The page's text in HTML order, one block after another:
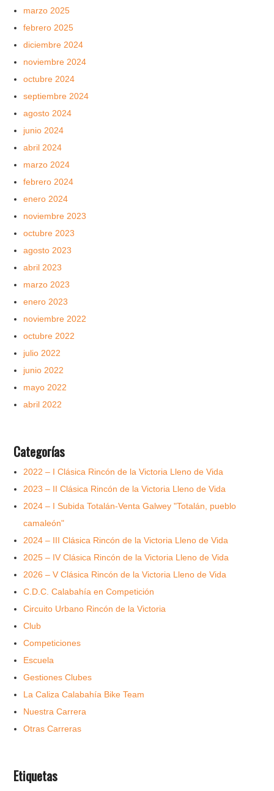
marzo 2025
febrero 2025
diciembre 2024
noviembre 2024
octubre 2024
septiembre 2024
agosto 2024
junio 2024
abril 2024
marzo 2024
febrero 2024
enero 2024
noviembre 2023
octubre 2023
agosto 2023
abril 2023
marzo 2023
enero 2023
noviembre 2022
octubre 2022
julio 2022
junio 2022
mayo 2022
abril 2022
Categorías
2022 – I Clásica Rincón de la Victoria Lleno de Vida
2023 – II Clásica Rincón de la Victoria Lleno de Vida
2024 – I Subida Totalán-Venta Galwey "Totalán, pueblo
camaleón"
2024 – III Clásica Rincón de la Victoria Lleno de Vida
2025 – IV Clásica Rincón de la Victoria Lleno de Vida
2026 – V Clásica Rincón de la Victoria Lleno de Vida
C.D.C. Calabahía en Competición
Circuito Urbano Rincón de la Victoria
Club
Competiciones
Escuela
Gestiones Clubes
La Caliza Calabahía Bike Team
Nuestra Carrera
Otras Carreras
Etiquetas